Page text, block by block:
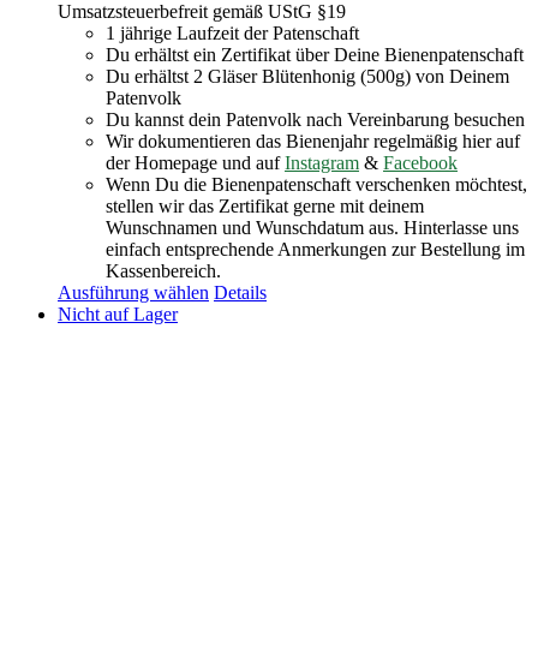
Umsatzsteuerbefreit gemäß UStG §19
1 jährige Laufzeit der Patenschaft
Du erhältst ein Zertifikat über Deine Bienenpatenschaft
Du erhältst 2 Gläser Blütenhonig (500g) von Deinem
Patenvolk
Du kannst dein Patenvolk nach Vereinbarung besuchen
Wir dokumentieren das Bienenjahr regelmäßig hier auf
der Homepage und aufInstagram & Facebook
Wenn Du die Bienenpatenschaft verschenken möchtest,
stellen wir das Zertifikat gerne mit deinem
Wunschnamen und Wunschdatum aus. Hinterlasse uns
einfach entsprechende Anmerkungen zur Bestellung im
Kassenbereich.
Ausführung wählen Details
Nicht auf Lager